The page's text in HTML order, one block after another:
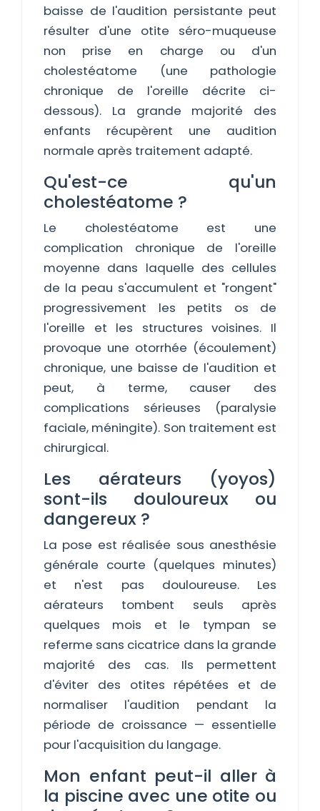
baisse de l'audition persistante peut
résulter d'une otite séro-muqueuse
non prise en charge ou d'un
cholestéatome (une pathologie
chronique de l'oreille décrite ci-
dessous). La grande majorité des
enfants récupèrent une audition
normale après traitement adapté.
Qu'est-ce qu'un
cholestéatome ?
Le cholestéatome est une
complication chronique de l'oreille
moyenne dans laquelle des cellules
de la peau s'accumulent et "rongent"
progressivement les petits os de
l'oreille et les structures voisines. Il
provoque une otorrhée (écoulement)
chronique, une baisse de l'audition et
peut, à terme, causer des
complications sérieuses (paralysie
faciale, méningite). Son traitement est
chirurgical.
Les aérateurs (yoyos)
sont-ils douloureux ou
dangereux ?
La pose est réalisée sous anesthésie
générale courte (quelques minutes)
et n'est pas douloureuse. Les
aérateurs tombent seuls après
quelques mois et le tympan se
referme sans cicatrice dans la grande
majorité des cas. Ils permettent
d'éviter des otites répétées et de
normaliser l'audition pendant la
période de croissance — essentielle
pour l'acquisition du langage.
Mon enfant peut-il aller à
la piscine avec une otite ou